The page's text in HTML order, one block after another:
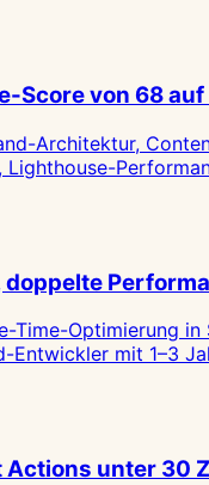
Score von 68 auf
Architektur,
Time-Optimierung
Entwickler mit 1–3
unter 30